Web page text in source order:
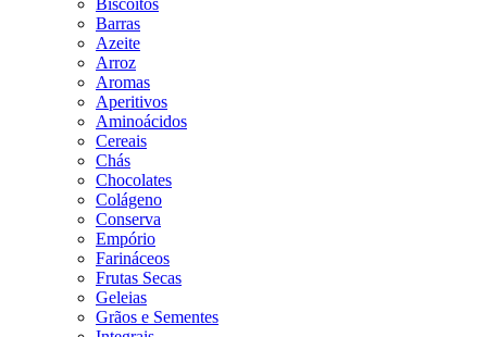
Biscoitos
Barras
Azeite
Arroz
Aromas
Aperitivos
Aminoácidos
Cereais
Chás
Chocolates
Colágeno
Conserva
Empório
Farináceos
Frutas Secas
Geleias
Grãos e Sementes